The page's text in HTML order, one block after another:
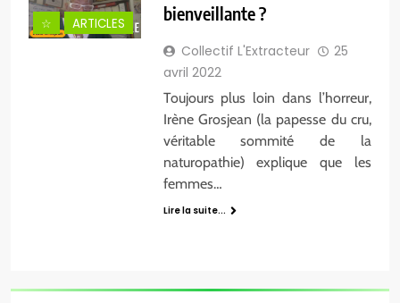
☆ ARTICLES
bienveillante ?
Collectif L'Extracteur
25
avril 2022
Toujours plus loin dans l’horreur,
Irène Grosjean (la papesse du cru,
véritable sommité de la
naturopathie) explique que les
femmes…
Lire la suite...